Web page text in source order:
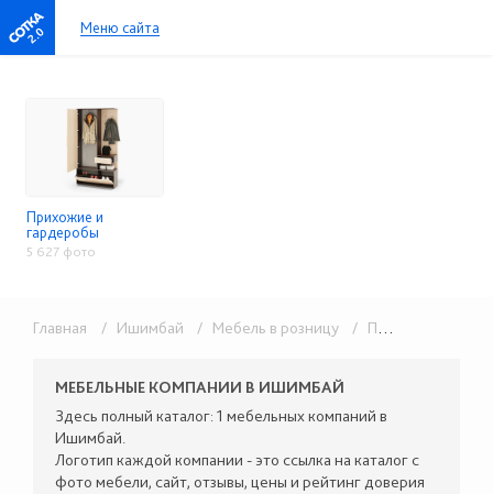
2.0 Меню сайта
Прихожие и
гардеробы
5 627 фото
Главная / Ишимбай / Мебель в розницу / Прихожие и гардеробы
МЕБЕЛЬНЫЕ КОМПАНИИ В ИШИМБАЙ
Здесь полный каталог: 1 мебельных компаний в
Ишимбай.
Логотип каждой компании - это ссылка на каталог с
фото мебели, сайт, отзывы, цены и рейтинг доверия